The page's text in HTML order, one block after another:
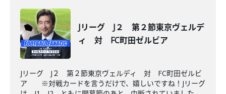
Jリーグ J２ 第２節東京ヴェルデ
ィ 対 FC町田ゼルビア
Jリーグ J２ 第２節東京ヴェルディ 対 FC町田ゼルビ
ア ※対戦カードを言うだけで、嬉しいですね！Jリーグ